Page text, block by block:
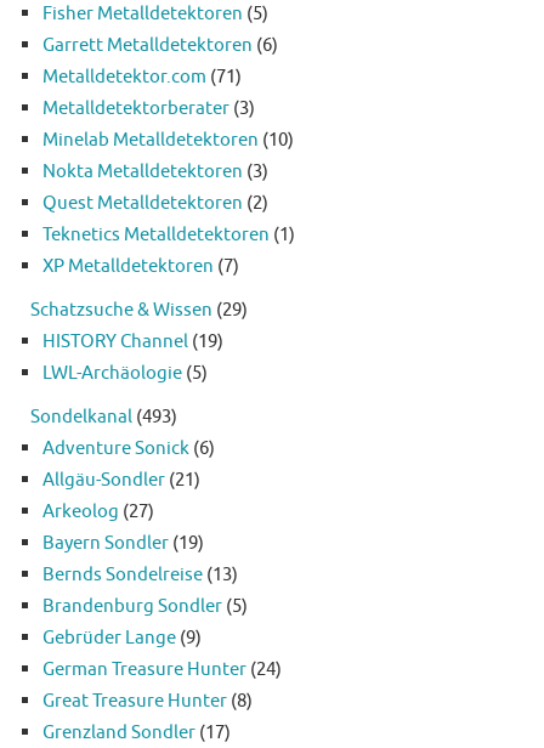
Fisher Metalldetektoren (5)
Garrett Metalldetektoren (6)
Metalldetektor.com (71)
Metalldetektorberater (3)
Minelab Metalldetektoren (10)
Nokta Metalldetektoren (3)
Quest Metalldetektoren (2)
Teknetics Metalldetektoren (1)
XP Metalldetektoren (7)
Schatzsuche & Wissen (29)
HISTORY Channel (19)
LWL-Archäologie (5)
Sondelkanal (493)
Adventure Sonick (6)
Allgäu-Sondler (21)
Arkeolog (27)
Bayern Sondler (19)
Bernds Sondelreise (13)
Brandenburg Sondler (5)
Gebrüder Lange (9)
German Treasure Hunter (24)
Great Treasure Hunter (8)
Grenzland Sondler (17)